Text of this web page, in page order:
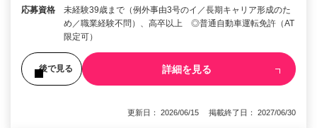
応募資格
未経験39歳まで（例外事由3号のイ／長期キャリア形成のた
め／職業経験不問）、高卒以上 ◎普通自動車運転免許（AT
限定可）
後で見る 詳細を見る
更新日： 2026/06/15 掲載終了日： 2027/06/30